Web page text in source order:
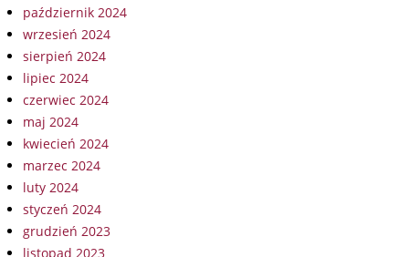
październik 2024
wrzesień 2024
sierpień 2024
lipiec 2024
czerwiec 2024
maj 2024
kwiecień 2024
marzec 2024
luty 2024
styczeń 2024
grudzień 2023
listopad 2023